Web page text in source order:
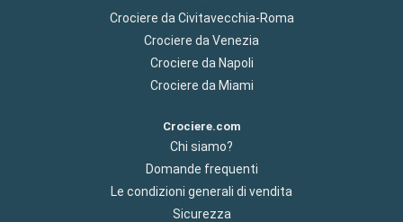
Crociere da Civitavecchia-Roma
Crociere da Venezia
Crociere da Napoli
Crociere da Miami
Crociere.com
Chi siamo?
Domande frequenti
Le condizioni generali di vendita
Sicurezza